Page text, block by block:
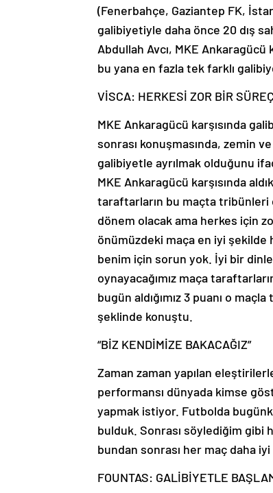
(Fenerbahçe, Gaziantep FK,
galibiyetiyle daha önce 20 dış
Abdullah Avcı, MKE Ankaragücü
bu yana en fazla tek farklı
VİSCA: HERKESİ ZOR BİR
MKE Ankaragücü karşısında
sonrası konuşmasında, zemin
galibiyetle ayrılmak olduğunu
MKE Ankaragücü karşısında
taraftarların bu maçta
dönem olacak ama herkes için
önümüzdeki maça en iyi şekilde
benim için sorun yok. İyi bir
oynayacağımız maça
bugün aldığımız 3 puanı o
şeklinde konuştu.
“BİZ KENDİMİZE BAKACAĞIZ”
Zaman zaman yapılan
performansı dünyada kimse
yapmak istiyor. Futbolda
bulduk. Sonrası söylediğim gibi
bundan sonrası her maç daha iyi
FOUNTAS: GALİBİYETLE